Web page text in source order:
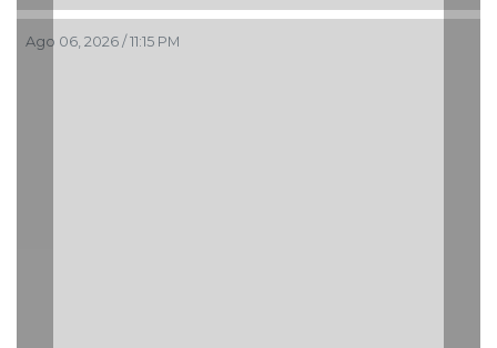
Ago 06, 2026 / 11:15 PM